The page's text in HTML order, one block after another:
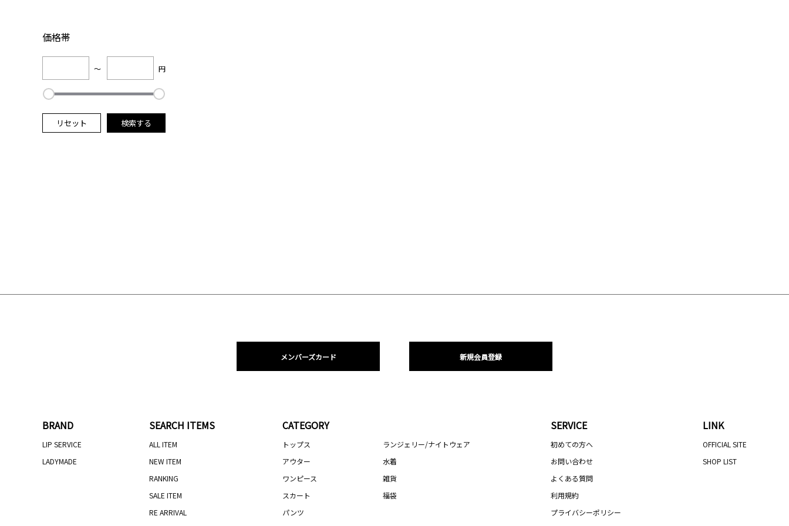
価格帯
～ 円
リセット 検索する
メンバーズカード 新規会員登録
BRAND
LIP SERVICE
LADYMADE
SEARCH ITEMS
ALL ITEM
NEW ITEM
RANKING
SALE ITEM
RE ARRIVAL
CATEGORY
トップス
アウター
ワンピース
スカート
パンツ
ランジェリー/ナイトウェア
水着
雑貨
福袋
SERVICE
初めての方へ
お問い合わせ
よくある質問
利用規約
プライバシーポリシー
LINK
OFFICIAL SITE
SHOP LIST